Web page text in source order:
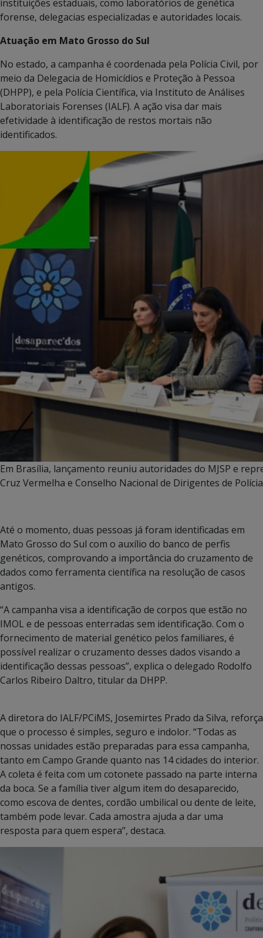
instituições estaduais, como laboratórios de genética
forense, delegacias especializadas e autoridades locais.
Atuação em Mato Grosso do Sul
No estado, a campanha é coordenada pela Polícia Civil, por
meio da Delegacia de Homicídios e Proteção à Pessoa
(DHPP), e pela Polícia Científica, via Instituto de Análises
Laboratoriais Forenses (IALF). A ação visa dar mais
efetividade à identificação de restos mortais não
identificados.
Em Brasília, lançamento reuniu autoridades do MJSP e
Cruz Vermelha e Conselho Nacional de Dirigentes de
Até o momento, duas pessoas já foram identificadas em
Mato Grosso do Sul com o auxílio do banco de perfis
genéticos, comprovando a importância do cruzamento de
dados como ferramenta científica na resolução de casos
antigos.
“A campanha visa a identificação de corpos que estão no
IMOL e de pessoas enterradas sem identificação. Com o
fornecimento de material genético pelos familiares, é
possível realizar o cruzamento desses dados visando a
identificação dessas pessoas”, explica o delegado Rodolfo
Carlos Ribeiro Daltro, titular da DHPP.
A diretora do IALF/PCiMS, Josemirtes Prado da Silva, reforça
que o processo é simples, seguro e indolor. “Todas as
nossas unidades estão preparadas para essa campanha,
tanto em Campo Grande quanto nas 14 cidades do interior.
A coleta é feita com um cotonete passado na parte interna
da boca. Se a família tiver algum item do desaparecido,
como escova de dentes, cordão umbilical ou dente de leite,
também pode levar. Cada amostra ajuda a dar uma
resposta para quem espera”, destaca.